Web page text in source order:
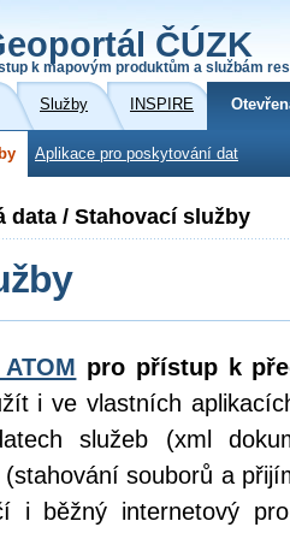
ČÚZK
k mapovým produktům a službám
Služby INSPIRE
Aplikace pro poskytování dat
data / Stahovací služby
pro přístup k
i ve vlastních
služeb (xml
souborů a
i běžný internetový